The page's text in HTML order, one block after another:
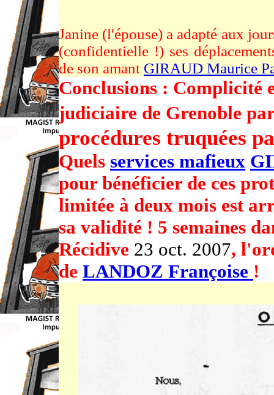
Janine (l'épouse) a adapté aux
(confidentielle !) ses
de son amant GIRAUD Maurice
Conclusions : Complicité
judiciaire de Grenoble
procédures truquées
Quels services mafieux
pour bénéficier de ces
limitée à deux mois est
sa validité ! 5 semaines
Récidive 23 oct. 2007,
de LANDOZ Françoise !